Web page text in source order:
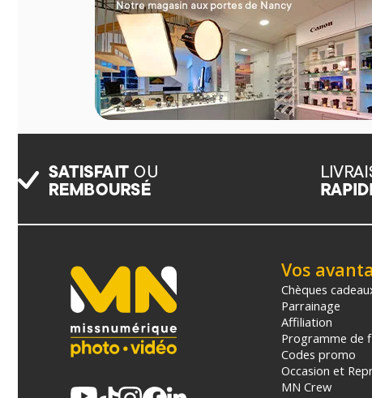
Vos
Chèques
Parrainage
Affiliation
Programme de
Codes promo
Occasion et
MN Crew